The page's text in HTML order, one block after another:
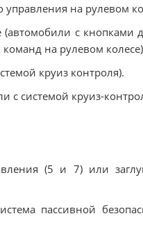
на рулевом
с кнопками
на рулевом
круиз контроля).
с системой круиз-
(5 и 7) или
пассивной